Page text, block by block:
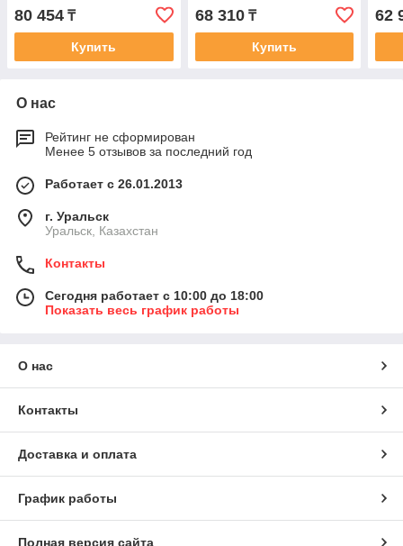
80 454 ₸
Купить
68 310₸
Купить
62
О нас
Рейтинг не сформирован
Менее 5 отзывов за последний год
Работает с 26.01.2013
г. Уральск
Уральск, Казахстан
Контакты
Сегодня работает с 10:00 до 18:00
Показать весь график работы
О нас
Контакты
Доставка и оплата
График работы
Полная версия сайта